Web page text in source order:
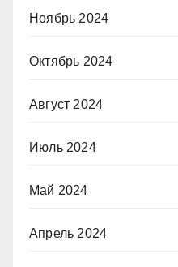
Ноябрь 2024
Октябрь 2024
Август 2024
Июль 2024
Май 2024
Апрель 2024